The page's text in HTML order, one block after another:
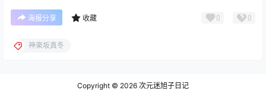
海报分享 收藏 0 0
神楽坂真冬
Copyright © 2026 次元迷旭子日记